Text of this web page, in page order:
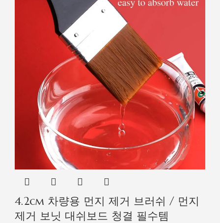
4.2cm 차량용 먼지 제거 브러쉬 / 먼지
제거 보닛 대쉬보드 청결 필수템